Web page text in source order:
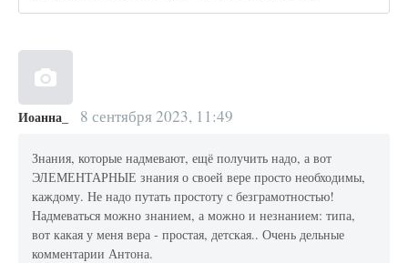
Иоанна_ 8 сентября 2023, 11:49
Знания, которые надмевают, ещё получить надо, а вот
ЭЛЕМЕНТАРНЫЕ знания о своей вере просто необходимы,
каждому. Не надо путать простоту с безграмотностью!
Надмеваться можно знанием, а можно и незнанием: типа,
вот какая у меня вера - простая, детская.. Очень дельные
комментарии Антона.